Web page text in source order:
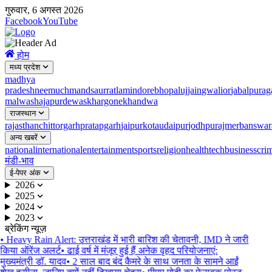
गुरुवार, 6 अगस्त 2026
FacebookYouTube
होम
मध्य प्रदेश
madhya
pradeshneemuchmandsaurratlamindorebhopalujjaingwaliorjabalpur
malwashajapurdewaskhargonekhandwa
राजस्थान
rajasthanchittorgarhpratapgarhjaipurkotaudaipurjodhpurajmer
अन्य खबरें
nationalinternationalentertainmentsportsreligionhealthtechbusiness
मंडी-भाव
ई-पेपर अंक
2026
2025
2024
2023
ब्रेकिंग न्यूज़
Heavy Rain Alert: उत्तराखंड में भारी बारिश की चेतावनी, IMD ने जारी
ऑरेंज अलर्ट• ढाई वर्ष में मंजूर हुई हैं अनेक वृहद परियोजनाएं:
डॉ. यादव• 2 साल बाद बंद कैमरे के साथ जनता के सामने आईं